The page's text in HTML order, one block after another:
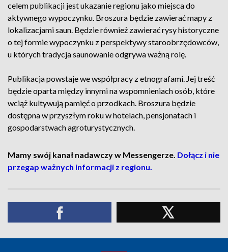
celem publikacji jest ukazanie regionu jako miejsca do
aktywnego wypoczynku. Broszura będzie zawierać mapy z
lokalizacjami saun. Będzie również zawierać rysy historyczne
o tej formie wypoczynku z perspektywy staroobrzędowców,
u których tradycja saunowanie odgrywa ważną rolę.
Publikacja powstaje we współpracy z etnografami. Jej treść
będzie oparta między innymi na wspomnieniach osób, które
wciąż kultywują pamięć o przodkach. Broszura będzie
dostępna w przyszłym roku w hotelach, pensjonatach i
gospodarstwach agroturystycznych.
Mamy swój kanał nadawczy w Messengerze. Dołącz i nie
przegap ważnych informacji z regionu.